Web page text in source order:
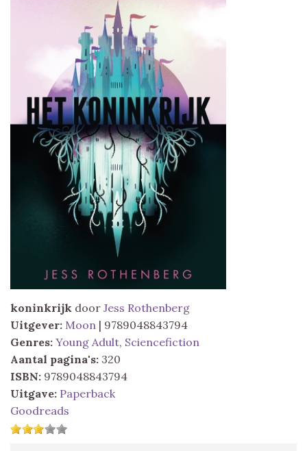
koninkrijk door Jess Rothenberg
Uitgever: Moon | 9789048843794
Genres: Young Adult, Sciencefiction
Aantal pagina's: 320
ISBN: 9789048843794
Uitgave: Paperback
Goodreads